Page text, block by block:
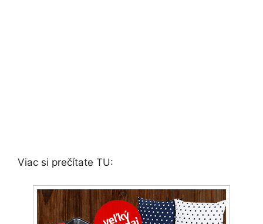
Viac si prečítate TU: